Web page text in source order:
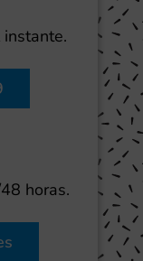
horas.